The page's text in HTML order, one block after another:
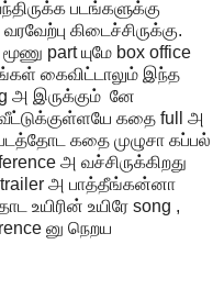
படங்களுக்கு
கிடைச்சிருக்கு.
part யுமே box office
கைவிட்டாலும் இந்த
அ இருக்கும் னே
வீட்டுக்குள்ளயே கதை full அ
கதை முழுசா கப்பல்
அ வச்சிருக்கிறது
trailer அ பாத்தீங்கன்னா
உயிரின் உயிரே song ,
னு நெறய